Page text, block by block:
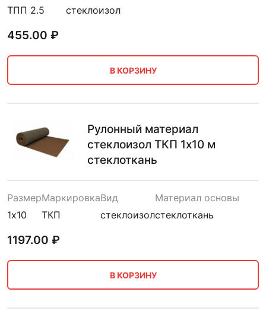
ТПП 2.5
стеклоизол
455.00 ₽
В КОРЗИНУ
Рулонный материал
стеклоизол ТКП 1х10 м
стеклоткань
Размер
1х10
Маркировка
ТКП
Вид
стеклоизол
Материал основы
стеклоткань
1197.00 ₽
В КОРЗИНУ